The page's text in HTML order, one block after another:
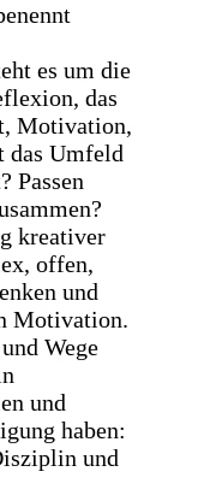
es um die
das
Motivation,
das Umfeld
Passen
kreativer
offen,
und
Motivation.
Wege
und
haben:
und